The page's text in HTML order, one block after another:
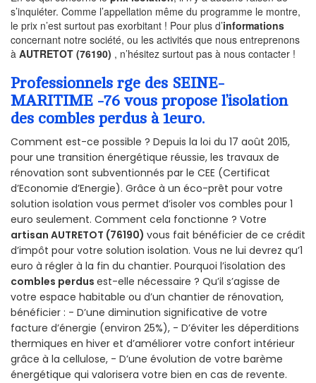
s’inquiéter. Comme l’appellation même du programme le montre,
le prix n’est surtout pas exorbitant ! Pour plus d’informations
concernant notre société, ou les activités que nous entreprenons
à AUTRETOT (76190) , n’hésitez surtout pas à nous contacter !
Professionnels rge des SEINE-
MARITIME -76 vous propose l’isolation
des combles perdus à 1euro.
Comment est-ce possible ? Depuis la loi du 17 août 2015,
pour une transition énergétique réussie, les travaux de
rénovation sont subventionnés par le CEE (Certificat
d’Economie d’Energie). Grâce à un éco-prêt pour votre
solution isolation vous permet d’isoler vos combles pour 1
euro seulement. Comment cela fonctionne ? Votre
artisan AUTRETOT (76190) vous fait bénéficier de ce crédit
d’impôt pour votre solution isolation. Vous ne lui devrez qu’1
euro à régler à la fin du chantier. Pourquoi l’isolation des
combles perdus est-elle nécessaire ? Qu’il s’agisse de
votre espace habitable ou d’un chantier de rénovation,
bénéficier : - D’une diminution significative de votre
facture d’énergie (environ 25%), - D’éviter les déperditions
thermiques en hiver et d’améliorer votre confort intérieur
grâce à la cellulose, - D’une évolution de votre barème
énergétique qui valorisera votre bien en cas de revente.